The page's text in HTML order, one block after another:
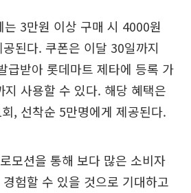
3만원 이상 구매 시 4000원
된다. 쿠폰은 이달 30일까지
급받아 롯데마트 제타에 등록 가
사용할 수 있다. 해당 혜택은
, 선착순 5만명에게 제공된다.
모션을 통해 보다 많은 소비자
험할 수 있을 것으로 기대하고